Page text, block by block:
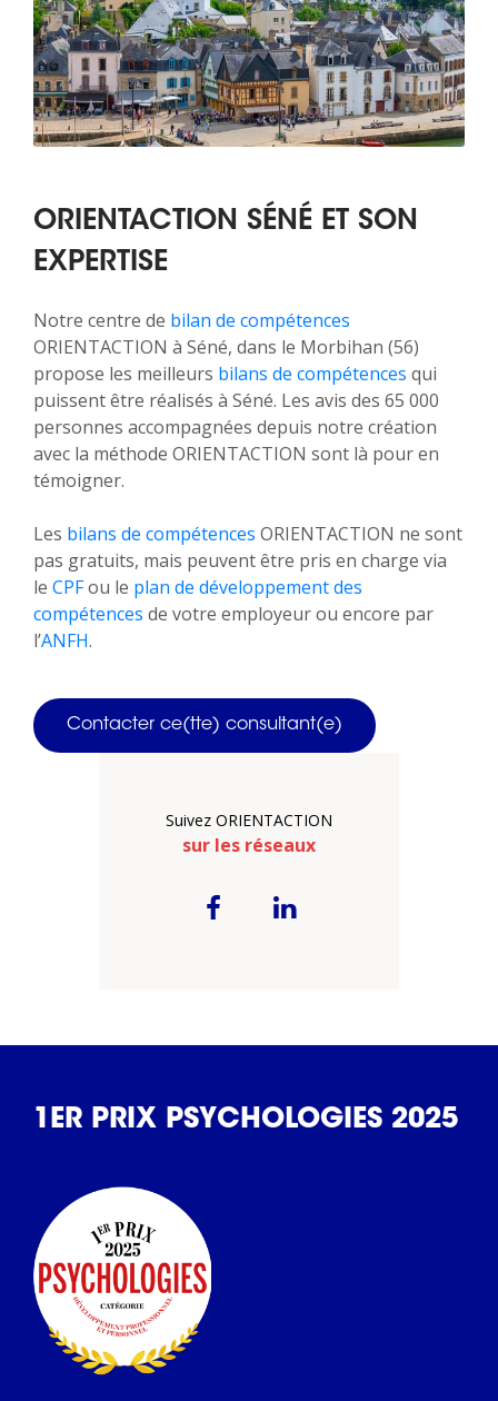
ORIENTACTION SÉNÉ ET SON
EXPERTISE
Notre centre de bilan de compétences
ORIENTACTION à Séné, dans le Morbihan (56)
propose les meilleurs bilans de compétences qui
puissent être réalisés à Séné. Les avis des 65 000
personnes accompagnées depuis notre création
avec la méthode ORIENTACTION sont là pour en
témoigner.
Les bilans de compétences ORIENTACTION ne sont
pas gratuits, mais peuvent être pris en charge via
le CPFou le plan de développement des
compétences de votre employeur ou encore par
l’ANFH.
Contacter ce(tte) consultant(e)
Suivez ORIENTACTION
sur les réseaux
1ER PRIX PSYCHOLOGIES 2025